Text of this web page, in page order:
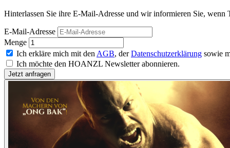
Hinterlassen Sie ihre E-Mail-Adresse und wir informieren Sie,
E-Mail-Adresse
Menge
Ich erkläre mich mit den AGB, derDatenschutzerklärung sowie
Ich möchte den HOANZL Newsletter abonnieren.